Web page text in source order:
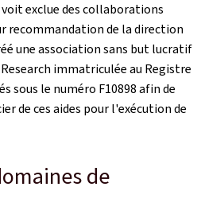
exclue des collaborations
recommandation de la direction
une association sans but lucratif
Research immatriculée au Registre
sous le numéro F10898 afin de
de ces aides pour l'exécution de
de